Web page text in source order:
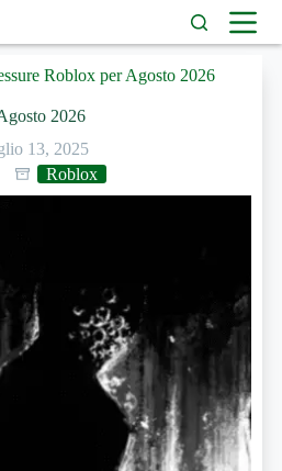
Roblox per Agosto 2026
2026
13, 2025
Roblox